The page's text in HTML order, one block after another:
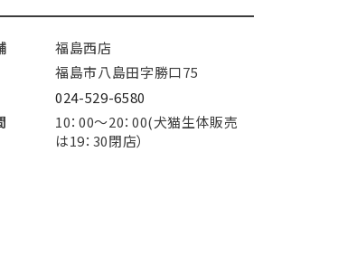
福島西店
福島市八島田字勝口75
024-529-6580
10：00～20：00(犬猫生体販売
は19：30閉店）